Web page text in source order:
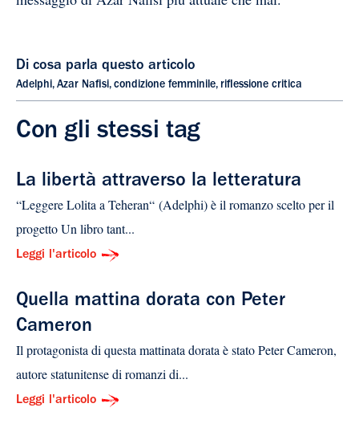
Di cosa parla questo articolo
Adelphi, Azar Nafisi, condizione femminile, riflessione critica
Con gli stessi tag
La libertà attraverso la letteratura
“Leggere Lolita a Teheran“ (Adelphi) è il romanzo scelto per il
progetto Un libro tant...
Leggi l'articolo
Quella mattina dorata con Peter
Cameron
Il protagonista di questa mattinata dorata è stato Peter Cameron,
autore statunitense di romanzi di...
Leggi l'articolo